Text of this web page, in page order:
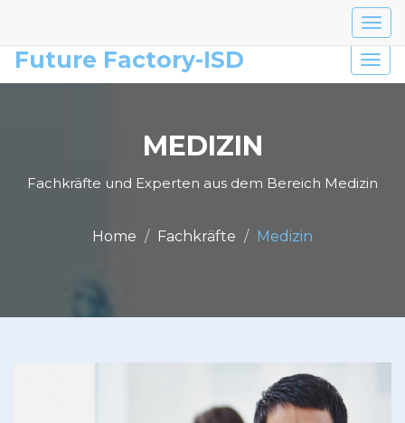
Future Factory-ISD
MEDIZIN
Fachkräfte und Experten aus dem Bereich Medizin
Home Fachkräfte Medizin